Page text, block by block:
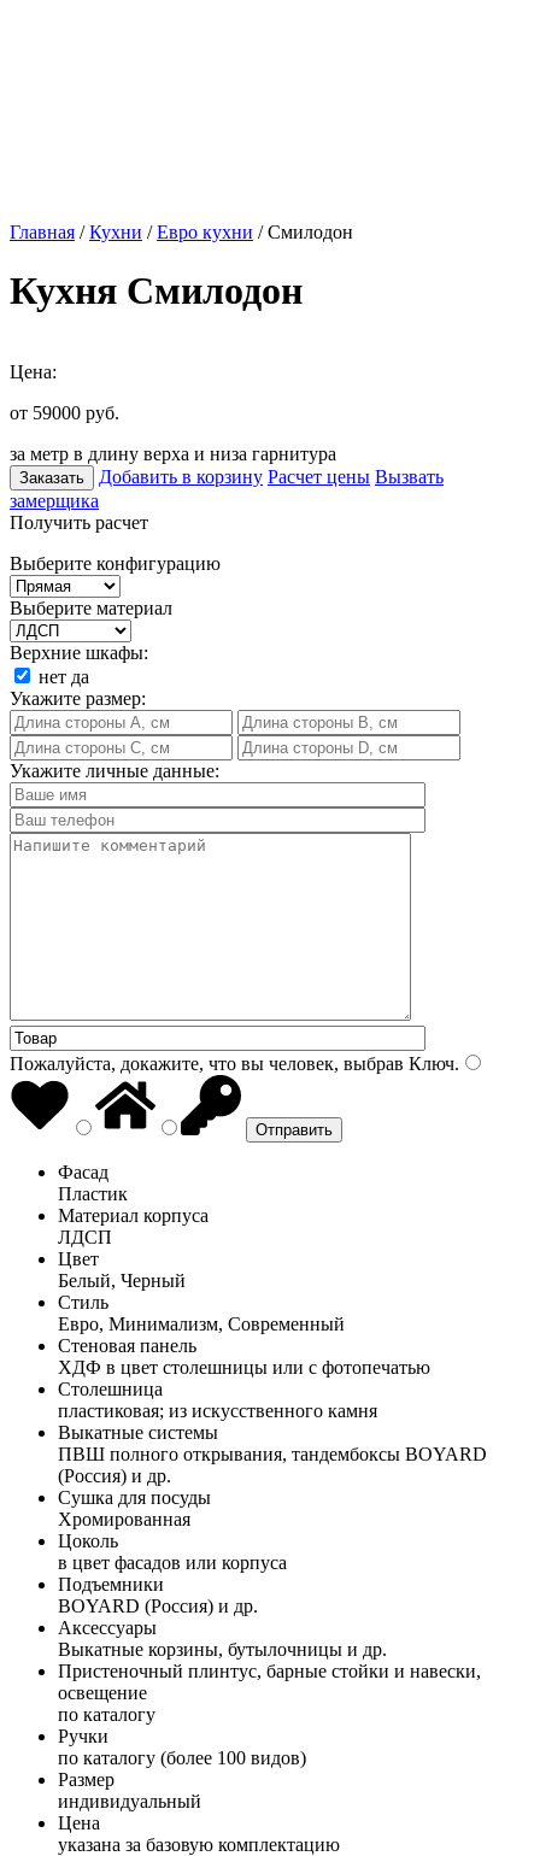
Главная /Кухни /Евро кухни / Смилодон
Кухня Смилодон
Цена:
от 59000 руб.
за метр в длину верха и низа гарнитура
Заказать Добавить в корзину Расчет цены Вызвать
замерщика
Получить расчет
Выберите конфигурацию
Выберите материал
Верхние шкафы:
нет да
Укажите размер:
Укажите личные данные:
Пожалуйста, докажите, что вы человек, выбрав Ключ.
Фасад
Пластик
Материал корпуса
ЛДСП
Цвет
Белый, Черный
Стиль
Евро, Минимализм, Современный
Стеновая панель
ХДФ в цвет столешницы или с фотопечатью
Столешница
пластиковая; из искусственного камня
Выкатные системы
ПВШ полного открывания, тандембоксы BOYARD
(Россия) и др.
Сушка для посуды
Хромированная
Цоколь
в цвет фасадов или корпуса
Подъемники
BOYARD (Россия) и др.
Аксессуары
Выкатные корзины, бутылочницы и др.
Пристеночный плинтус, барные стойки и навески,
освещение
по каталогу
Ручки
по каталогу (более 100 видов)
Размер
индивидуальный
Цена
указана за базовую комплектацию